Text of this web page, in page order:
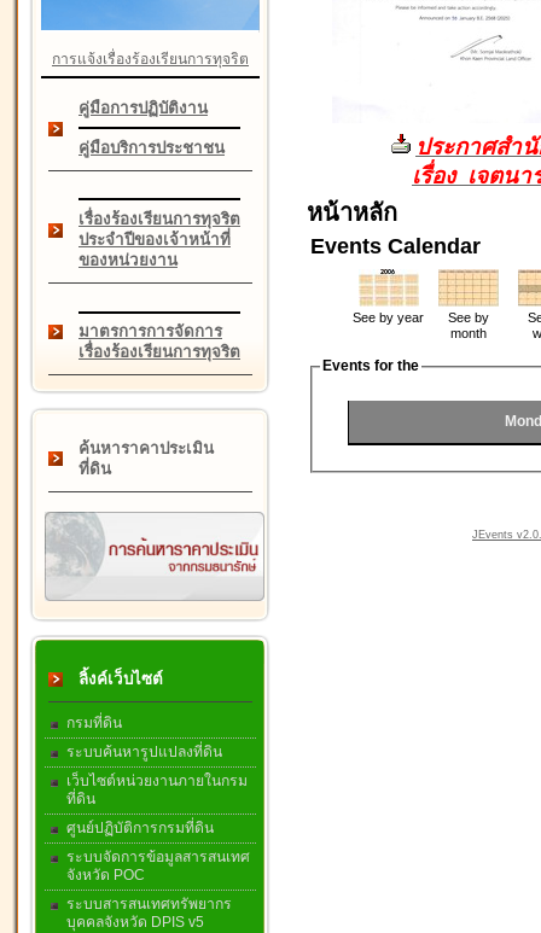
การแจ้งเรื่องร้องเรียนการทุจริต
คู่มือการปฏิบัติงาน
คู่มือบริการประชาชน
เรื่องร้องเรียนการทุจริต
ประจำปีของเจ้าหน้าที่
ของหน่วยงาน
มาตรการการจัดการ
เรื่องร้องเรียนการทุจริต
ค้นหาราคาประเมิน
ที่ดิน
ลิ้งค์เว็บไซต์
กรมที่ดิน
ระบบค้นหารูปแปลงที่ดิน
เว็บไซต์หน่วยงานภายในกรม
ที่ดิน
ศูนย์ปฏิบัติการกรมที่ดิน
ระบบจัดการข้อมูลสารสนเทศ
จังหวัด POC
ระบบสารสนเทศทรัพยากร
บุคคลจังหวัด DPIS v5
ประกาศสำ
เรื่อง เจตน
หน้าหลัก
Events Calendar
See by year
See by
month
Events for the
JEvents